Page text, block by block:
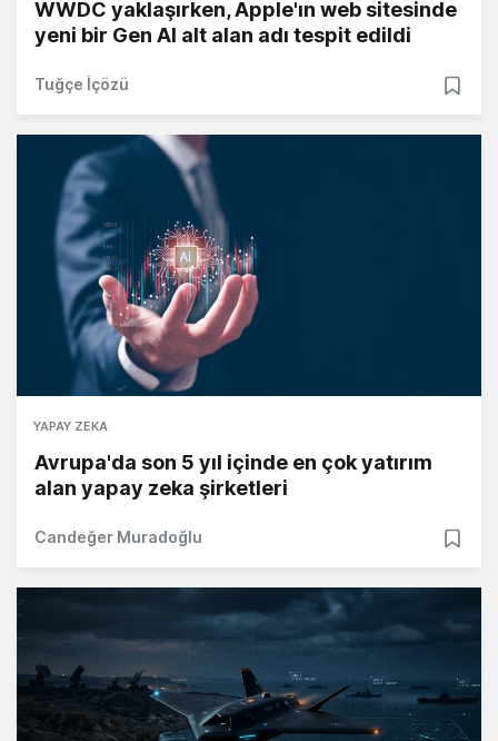
WWDC yaklaşırken, Apple'ın web sitesinde
yeni bir Gen AI alt alan adı tespit edildi
Tuğçe İçözü
YAPAY ZEKA
Avrupa'da son 5 yıl içinde en çok yatırım
alan yapay zeka şirketleri
Candeğer Muradoğlu